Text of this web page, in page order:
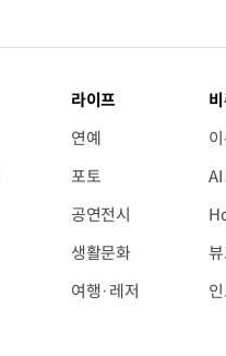
라이프
연예
포토
공연전시
생활문화
여행·레저